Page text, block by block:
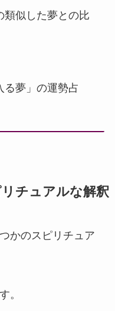
類似した夢との比
る夢」の運勢占
チュアルな解釈
かのスピリチュア
。